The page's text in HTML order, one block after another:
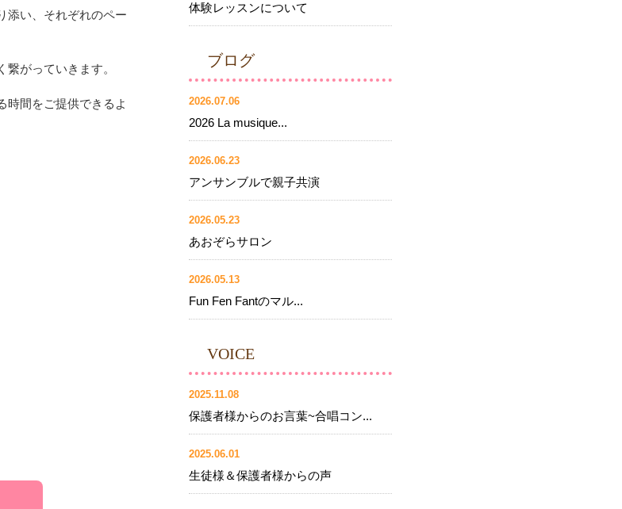
添い、それぞれのペー
がっていきます。
時間をご提供できるよ
体験レッスンについて
ブログ
2026.07.06
2026 La musique...
2026.06.23
アンサンブルで親子共演
2026.05.23
あおぞらサロン
2026.05.13
Fun Fen Fantのマル...
VOICE
2025.11.08
保護者様からのお言葉~合唱コン...
2025.06.01
生徒様＆保護者様からの声